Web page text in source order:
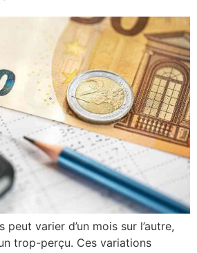
peut varier d’un mois sur l’autre,
trop-perçu. Ces variations